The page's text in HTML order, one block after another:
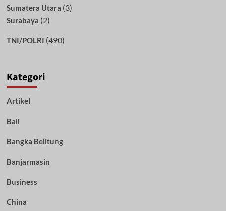
Sumatera Utara (3)
Surabaya (2)
TNI/POLRI (490)
Kategori
Artikel
Bali
Bangka Belitung
Banjarmasin
Business
China